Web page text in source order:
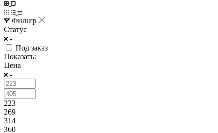
Фильтр
Статус
Под заказ
Показать:
Цена
223
269
314
360